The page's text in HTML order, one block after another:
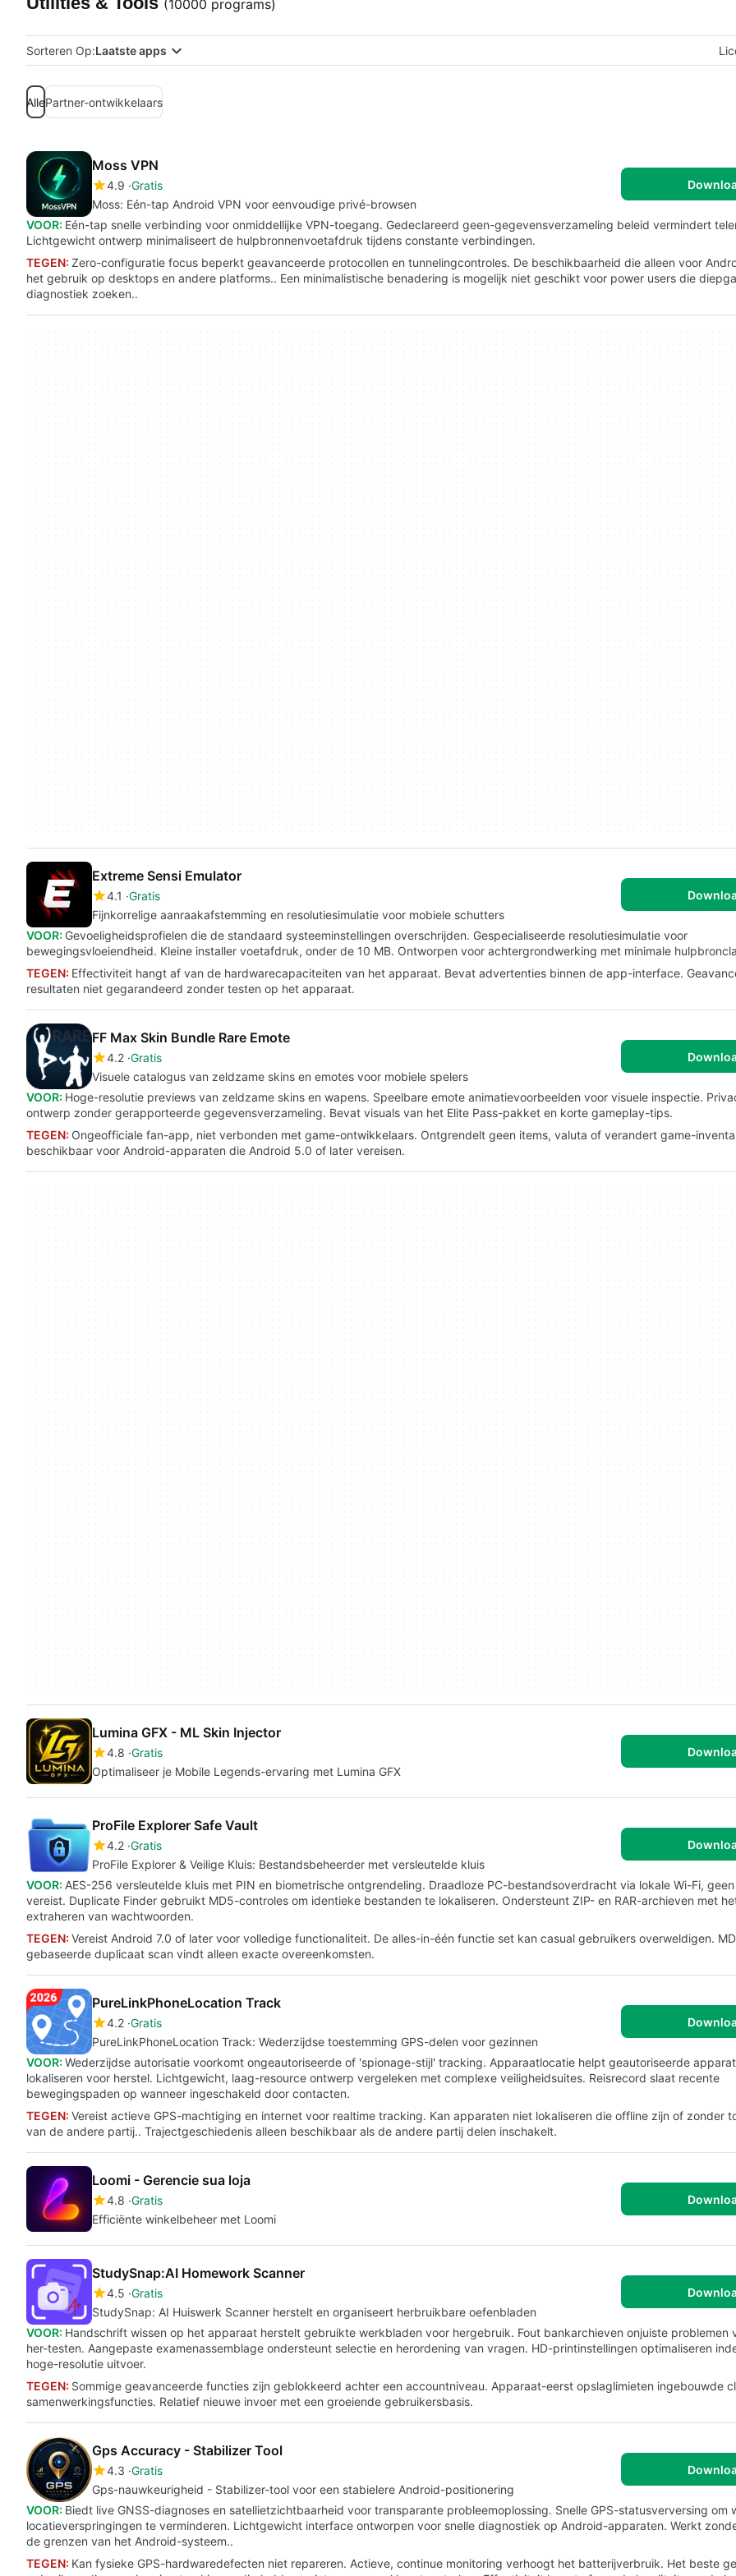
(10000 programs)
Sorteren Op:Laatste apps
AllePartner-ontwikkelaars
Moss VPN
4.9 Gratis
Moss: Eén-tap Android VPN voor eenvoudige privé-browsen
VOOR: Eén-tap snelle verbinding voor onmiddellijke VPN-toegang. Gedeclareerd geen-gegevensverzameling beleid vermindert
Lichtgewicht ontwerp minimaliseert de hulpbronnenvoetafdruk tijdens constante verbindingen.
TEGEN: Zero-configuratie focus beperkt geavanceerde protocollen en tunnelingcontroles. De beschikbaarheid die alleen voor
het gebruik op desktops en andere platforms.. Een minimalistische benadering is mogelijk niet geschikt voor power users die
diagnostiek zoeken..
Extreme Sensi Emulator
4.1 Gratis
Fijnkorrelige aanraakafstemming en resolutiesimulatie voor mobiele schutters
VOOR: Gevoeligheidsprofielen die de standaard systeeminstellingen overschrijden. Gespecialiseerde resolutiesimulatie voor
bewegingsvloeiendheid. Kleine installer voetafdruk, onder de 10 MB. Ontworpen voor achtergrondwerking met minimale
TEGEN: Effectiviteit hangt af van de hardwarecapaciteiten van het apparaat. Bevat advertenties binnen de app-interface.
resultaten niet gegarandeerd zonder testen op het apparaat.
FF Max Skin Bundle Rare Emote
4.2 Gratis
Visuele catalogus van zeldzame skins en emotes voor mobiele spelers
VOOR: Hoge-resolutie previews van zeldzame skins en wapens. Speelbare emote animatievoorbeelden voor visuele inspectie.
ontwerp zonder gerapporteerde gegevensverzameling. Bevat visuals van het Elite Pass-pakket en korte gameplay-tips.
TEGEN: Ongeofficiale fan-app, niet verbonden met game-ontwikkelaars. Ontgrendelt geen items, valuta of verandert game-
beschikbaar voor Android-apparaten die Android 5.0 of later vereisen.
Lumina GFX - ML Skin Injector
4.8 Gratis
Optimaliseer je Mobile Legends-ervaring met Lumina GFX
ProFile Explorer Safe Vault
4.2 Gratis
ProFile Explorer & Veilige Kluis: Bestandsbeheerder met versleutelde kluis
VOOR: AES-256 versleutelde kluis met PIN en biometrische ontgrendeling. Draadloze PC-bestandsoverdracht via lokale Wi-Fi,
vereist. Duplicate Finder gebruikt MD5-controles om identieke bestanden te lokaliseren. Ondersteunt ZIP- en RAR-archieven met
extraheren van wachtwoorden.
TEGEN: Vereist Android 7.0 of later voor volledige functionaliteit. De alles-in-één functie set kan casual gebruikers overweldigen.
gebaseerde duplicaat scan vindt alleen exacte overeenkomsten.
PureLinkPhoneLocation Track
4.2 Gratis
PureLinkPhoneLocation Track: Wederzijdse toestemming GPS-delen voor gezinnen
VOOR: Wederzijdse autorisatie voorkomt ongeautoriseerde of 'spionage-stijl' tracking. Apparaatlocatie helpt geautoriseerde
lokaliseren voor herstel. Lichtgewicht, laag-resource ontwerp vergeleken met complexe veiligheidsuites. Reisrecord slaat recente
bewegingspaden op wanneer ingeschakeld door contacten.
TEGEN: Vereist actieve GPS-machtiging en internet voor realtime tracking. Kan apparaten niet lokaliseren die offline zijn of zonder
van de andere partij.. Trajectgeschiedenis alleen beschikbaar als de andere partij delen inschakelt.
Loomi - Gerencie sua loja
4.8 Gratis
Efficiënte winkelbeheer met Loomi
StudySnap:AI Homework Scanner
4.5 Gratis
StudySnap: AI Huiswerk Scanner herstelt en organiseert herbruikbare oefenbladen
VOOR: Handschrift wissen op het apparaat herstelt gebruikte werkbladen voor hergebruik. Fout bankarchieven onjuiste problemen
her-testen. Aangepaste examenassemblage ondersteunt selectie en herordening van vragen. HD-printinstellingen optimaliseren
hoge-resolutie uitvoer.
TEGEN: Sommige geavanceerde functies zijn geblokkeerd achter een accountniveau. Apparaat-eerst opslaglimieten ingebouwde
samenwerkingsfuncties. Relatief nieuwe invoer met een groeiende gebruikersbasis.
Gps Accuracy - Stabilizer Tool
4.3 Gratis
Gps-nauwkeurigheid - Stabilizer-tool voor een stabielere Android-positionering
VOOR: Biedt live GNSS-diagnoses en satellietzichtbaarheid voor transparante probleemoplossing. Snelle GPS-statusverversing om
locatieverspringingen te verminderen. Lichtgewicht interface ontworpen voor snelle diagnostiek op Android-apparaten. Werkt
de grenzen van het Android-systeem..
TEGEN: Kan fysieke GPS-hardwaredefecten niet repareren. Actieve, continue monitoring verhoogt het batterijverbruik. Het beste